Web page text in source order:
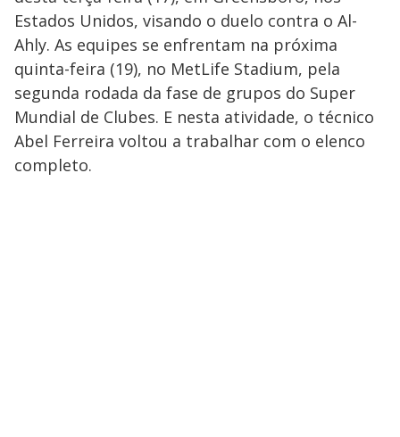
Estados Unidos, visando o duelo contra o Al-
Ahly. As equipes se enfrentam na próxima
quinta-feira (19), no MetLife Stadium, pela
segunda rodada da fase de grupos do Super
Mundial de Clubes. E nesta atividade, o técnico
Abel Ferreira voltou a trabalhar com o elenco
completo.